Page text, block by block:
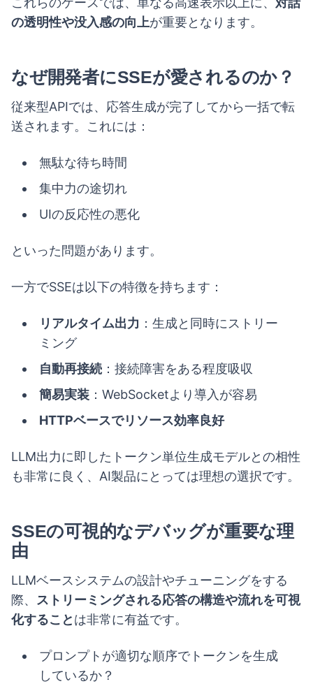
の透明性や没入感の向上が重要となります。
なぜ開発者にSSEが愛されるのか？
従来型APIでは、応答生成が完了してから一括で転
送されます。これには：
無駄な待ち時間
集中力の途切れ
UIの反応性の悪化
といった問題があります。
一方でSSEは以下の特徴を持ちます：
リアルタイム出力 ：生成と同時にストリー
ミング
自動再接続：接続障害をある程度吸収
簡易実装：WebSocketより導入が容易
HTTPベースでリソース効率良好
LLM出力に即したトークン単位生成モデルとの相性
も非常に良く、AI製品にとっては理想の選択です。
SSEの可視的なデバッグが重要な理
由
LLMベースシステムの設計やチューニングをする
際、 ストリーミングされる応答の構造や流れを可視
化することは非常に有益です。
プロンプトが適切な順序でトークンを生成
しているか？